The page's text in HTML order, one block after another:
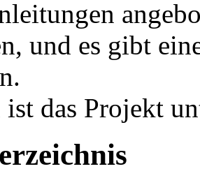
und es gibt
das Projekt